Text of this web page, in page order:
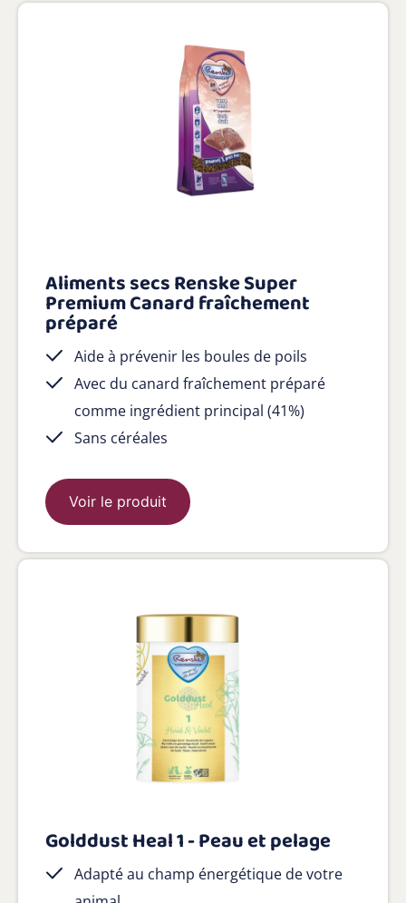
Aliments secs Renske Super
Premium Canard fraîchement
préparé
Aide à prévenir les boules de poils
Avec du canard fraîchement préparé
comme ingrédient principal (41%)
Sans céréales
Voir le produit
Golddust Heal 1 - Peau et pelage
Adapté au champ énergétique de votre